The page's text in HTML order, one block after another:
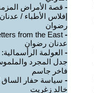
- قصة الأمراض
إفلاس الأطباء / عدنان
رضوان
-
عدنان رضوان
- العولمة الرأسمالية:
جدل المجرد
فاخر جاسم
- سياسة حفار الساق
خالد زغريت